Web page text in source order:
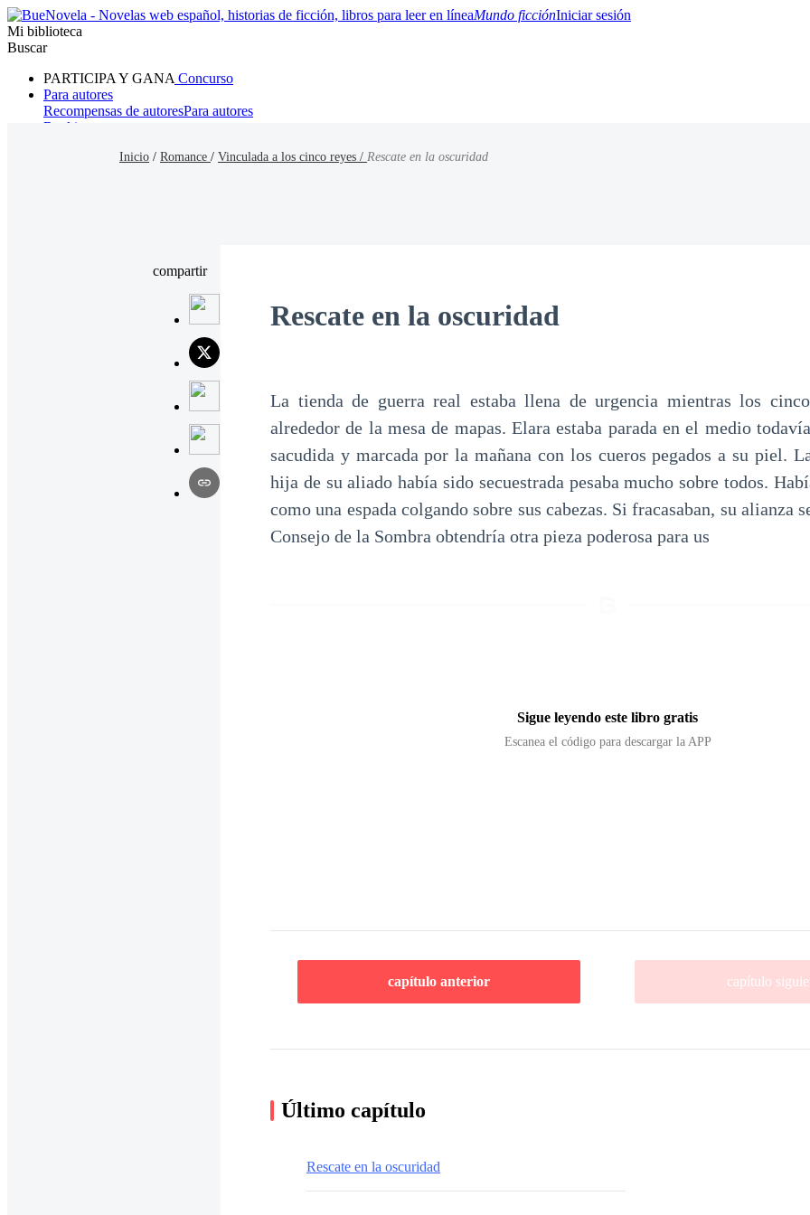
Mundo ficciónIniciar sesión
Mi biblioteca
Buscar
PARTICIPA Y GANA Concurso
Para autores
Recompensas de autoresPara autores
Ranking
Inicio / Romance / Vinculada a los cinco reyes / Rescate en la oscuridad
compartir
Rescate en la oscuridad
La tienda de guerra real estaba llena de urgencia mientras los
alrededor de la mesa de mapas. Elara estaba parada en el medio
sacudida y marcada por la mañana con los cueros pegados a su piel.
hija de su aliado había sido secuestrada pesaba mucho sobre todos.
como una espada colgando sobre sus cabezas. Si fracasaban, su alianza
Consejo de la Sombra obtendría otra pieza poderosa para us
Sigue leyendo este libro gratis
Escanea el código para descargar la APP
capítulo anterior capítulo
Último capítulo
Rescate en la oscuridad